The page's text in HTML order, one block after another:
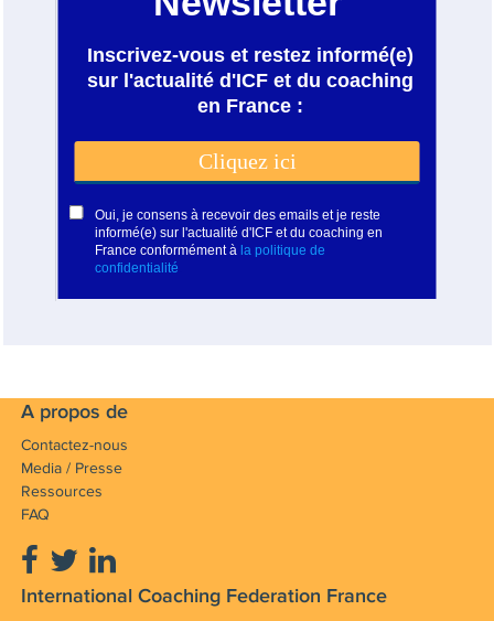
A propos de
Contactez-nous
Media / Presse
Ressources
FAQ
International Coaching Federation France